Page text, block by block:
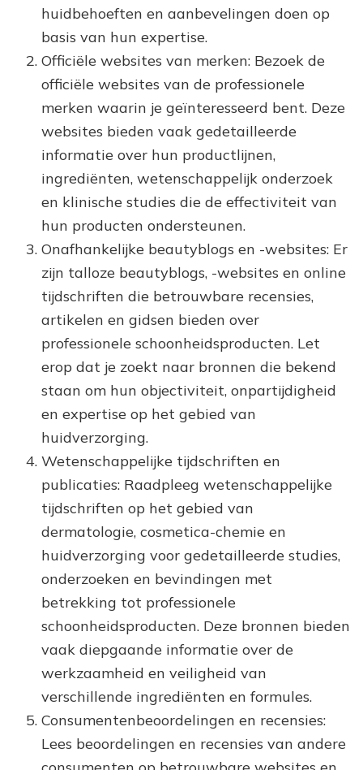
huidbehoeften en aanbevelingen doen op
basis van hun expertise.
Officiële websites van merken: Bezoek de
officiële websites van de professionele
merken waarin je geïnteresseerd bent. Deze
websites bieden vaak gedetailleerde
informatie over hun productlijnen,
ingrediënten, wetenschappelijk onderzoek
en klinische studies die de effectiviteit van
hun producten ondersteunen.
Onafhankelijke beautyblogs en -websites: Er
zijn talloze beautyblogs, -websites en online
tijdschriften die betrouwbare recensies,
artikelen en gidsen bieden over
professionele schoonheidsproducten. Let
erop dat je zoekt naar bronnen die bekend
staan om hun objectiviteit, onpartijdigheid
en expertise op het gebied van
huidverzorging.
Wetenschappelijke tijdschriften en
publicaties: Raadpleeg wetenschappelijke
tijdschriften op het gebied van
dermatologie, cosmetica-chemie en
huidverzorging voor gedetailleerde studies,
onderzoeken en bevindingen met
betrekking tot professionele
schoonheidsproducten. Deze bronnen bieden
vaak diepgaande informatie over de
werkzaamheid en veiligheid van
verschillende ingrediënten en formules.
Consumentenbeoordelingen en recensies:
Lees beoordelingen en recensies van andere